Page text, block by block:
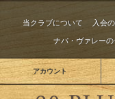
当クラブについて 入会
ナパ・ヴァレー
アカウント